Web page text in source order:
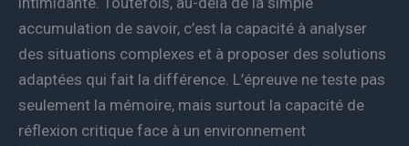
accumulation de savoir, c’est la capacité à analyser
des situations complexes et à proposer des solutions
adaptées qui fait la différence. L’épreuve ne teste pas
seulement la mémoire, mais surtout la capacité de
réflexion critique face à un environnement